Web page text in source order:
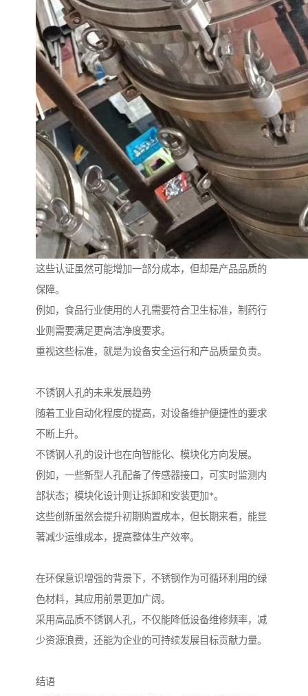
这些认证虽然可能增加一部分成本，但却是产品品质的
保障。
例如，食品行业使用的人孔需要符合卫生标准，制药行
业则需要满足更高洁净度要求。
重视这些标准，就是为设备安全运行和产品质量负责。
不锈钢人孔的未来发展趋势
随着工业自动化程度的提高，对设备维护便捷性的要求
不断上升。
不锈钢人孔的设计也在向智能化、模块化方向发展。
例如，一些新型人孔配备了传感器接口，可实时监测内
部状态；模块化设计则让拆卸和安装更加*。
这些创新虽然会提升初期购置成本，但长期来看，能显
著减少运维成本，提高整体生产效率。
在环保意识增强的背景下，不锈钢作为可循环利用的绿
色材料，其应用前景更加广阔。
采用高品质不锈钢人孔，不仅能降低设备维修频率，减
少资源浪费，还能为企业的可持续发展目标贡献力量。
结语